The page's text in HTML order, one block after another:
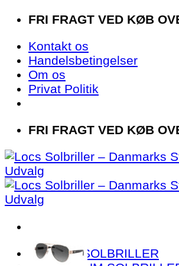
Fortsæt
indhold
FRI FRAGT VED KØB
Kontakt os
Handelsbetingelser
Om os
Privat Politik
FRI FRAGT VED KØB
😎 LOCS SOLBRILLER